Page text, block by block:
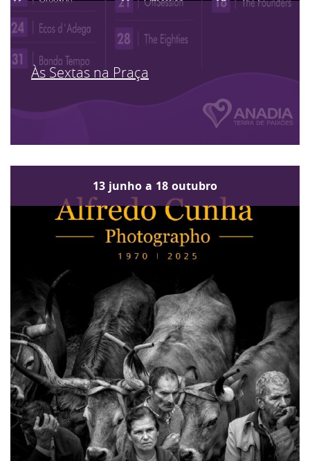
Às Sextas na Praça
13 junho a 18 outubro